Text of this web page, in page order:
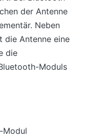
der Antenne
Neben
die Antenne eine
die
Moduls
Modul